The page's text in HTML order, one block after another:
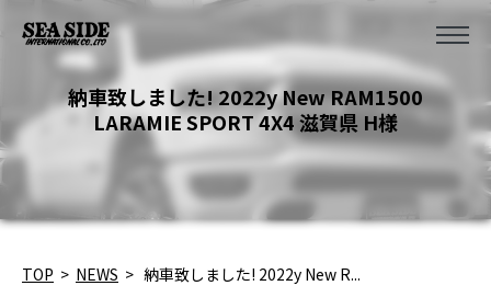
納車致しました! 2022y New RAM1500
LARAMIE SPORT 4X4 滋賀県 H様
TOP > NEWS > 納車致しました! 2022y New R...